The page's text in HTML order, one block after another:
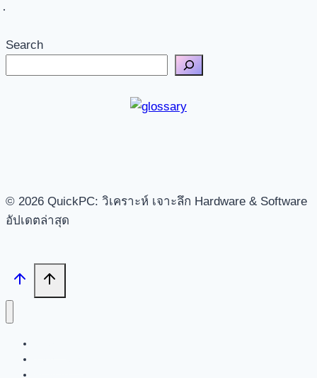
Search
© 2026 QuickPC: วิเคราะห์ เจาะลึก Hardware & Software
อัปเดตล่าสุด